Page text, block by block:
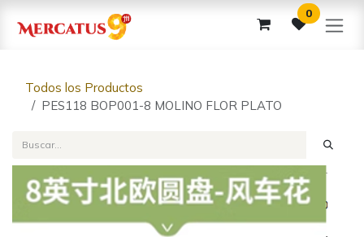
0
Todos los Productos
PES118 BOP001-8 MOLINO FLOR PLATO